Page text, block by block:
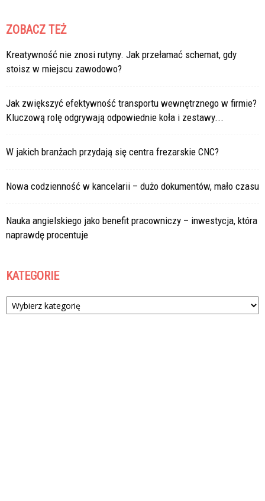
ZOBACZ TEŻ
Kreatywność nie znosi rutyny. Jak przełamać schemat, gdy
stoisz w miejscu zawodowo?
Jak zwiększyć efektywność transportu wewnętrznego w firmie?
Kluczową rolę odgrywają odpowiednie koła i zestawy...
W jakich branżach przydają się centra frezarskie CNC?
Nowa codzienność w kancelarii – dużo dokumentów, mało czasu
Nauka angielskiego jako benefit pracowniczy – inwestycja, która
naprawdę procentuje
KATEGORIE
Kategorie